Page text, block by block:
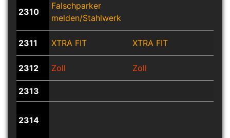
2310
Falschparker
melden/Stahlwerk
2311 XTRA FIT XTRA FIT
2312 Zoll Zoll
2313
2314